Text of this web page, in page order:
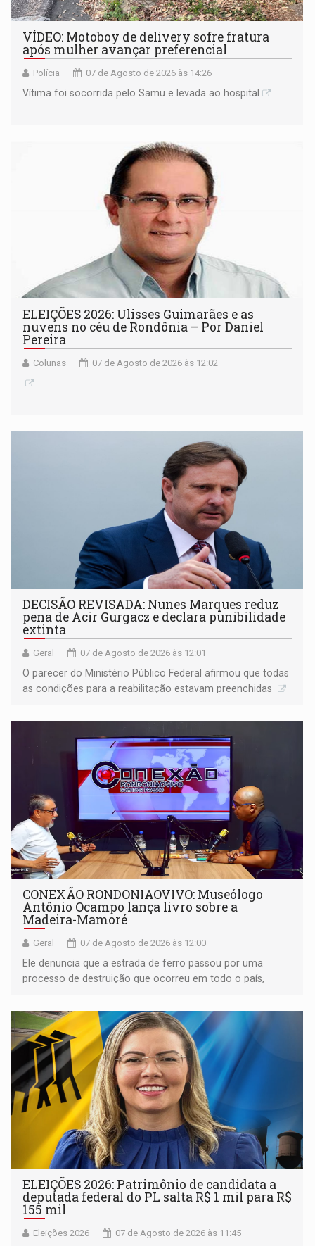
VÍDEO: Motoboy de delivery sofre fratura
após mulher avançar preferencial
Polícia 07 de Agosto de 2026 às 14:26
Vítima foi socorrida pelo Samu e levada ao hospital
ELEIÇÕES 2026: Ulisses Guimarães e as
nuvens no céu de Rondônia – Por Daniel
Pereira
Colunas 07 de Agosto de 2026 às 12:02
DECISÃO REVISADA: Nunes Marques reduz
pena de Acir Gurgacz e declara punibilidade
extinta
Geral 07 de Agosto de 2026 às 12:01
O parecer do Ministério Público Federal afirmou que todas
as condições para a reabilitação estavam preenchidas
CONEXÃO RONDONIAOVIVO: Museólogo
Antônio Ocampo lança livro sobre a
Madeira-Mamoré
Geral 07 de Agosto de 2026 às 12:00
Ele denuncia que a estrada de ferro passou por uma
processo de destruição que ocorreu em todo o país,
ELEIÇÕES 2026: Patrimônio de candidata a
deputada federal do PL salta R$ 1 mil para R$
155 mil
Eleições 2026 07 de Agosto de 2026 às 11:45